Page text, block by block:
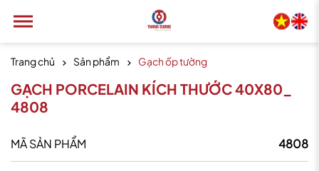
Trang chủ Sản phẩm Gạch ốp tường
GẠCH PORCELAIN KÍCH THƯỚC 40X80_
4808
MÃ SẢN PHẨM 4808